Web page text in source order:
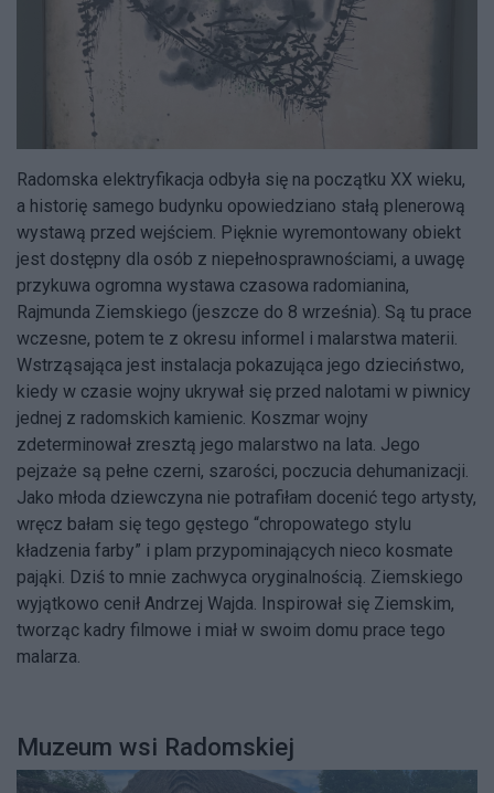
Radomska elektryfikacja odbyła się na początku XX wieku,
a historię samego budynku opowiedziano stałą plenerową
wystawą przed wejściem. Pięknie wyremontowany obiekt
jest dostępny dla osób z niepełnosprawnościami, a uwagę
przykuwa ogromna wystawa czasowa radomianina,
Rajmunda Ziemskiego (jeszcze do 8 września). Są tu prace
wczesne, potem te z okresu informel i malarstwa materii.
Wstrząsająca jest instalacja pokazująca jego dzieciństwo,
kiedy w czasie wojny ukrywał się przed nalotami w piwnicy
jednej z radomskich kamienic. Koszmar wojny
zdeterminował zresztą jego malarstwo na lata. Jego
pejzaże są pełne czerni, szarości, poczucia dehumanizacji.
Jako młoda dziewczyna nie potrafiłam docenić tego artysty,
wręcz bałam się tego gęstego “chropowatego stylu
kładzenia farby” i plam przypominających nieco kosmate
pająki. Dziś to mnie zachwyca oryginalnością. Ziemskiego
wyjątkowo cenił Andrzej Wajda. Inspirował się Ziemskim,
tworząc kadry filmowe i miał w swoim domu prace tego
malarza.
Muzeum wsi Radomskiej